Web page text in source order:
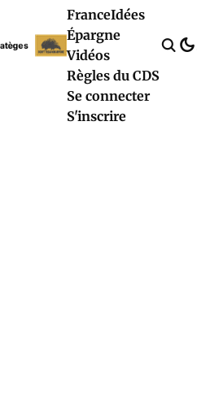
FranceIdées
Épargne
Vidéos
Règles du CDS
Se connecter
S'inscrire